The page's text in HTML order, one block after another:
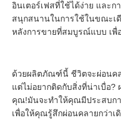
อินเตอร์เฟสที่ใช้ได้ง่าย และก
สนุกสนานในการใช้ในขณะเ
หลังการขายที่สมบูรณ์แบบ เพื่
ด้วยผลิตภัณฑ์นี้ ชีวิตจะผ่อนค
แต่ไม่อยากติดกับสิ่งที่น่าเบื่อ
คุณ!มันจะทําให้คุณมีประสบก
เพื่อให้คุณรู้สึกผ่อนคลายกว่าเ